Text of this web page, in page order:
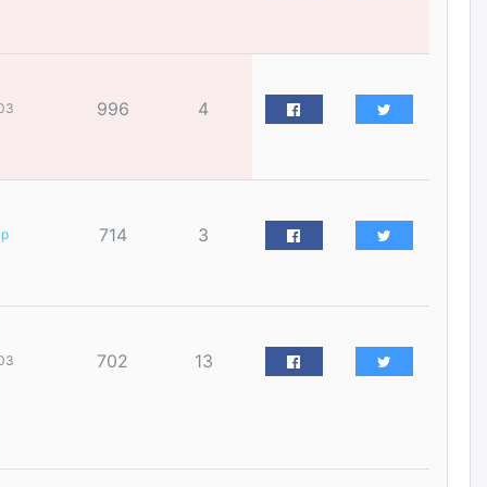
дурдлаа
Өмгөөлөгч Б.Оюунбилэг:
хууль хяналтын байгууллагаар
зогсоож, Арабын орнуудаас
996 4
714 3
702 13